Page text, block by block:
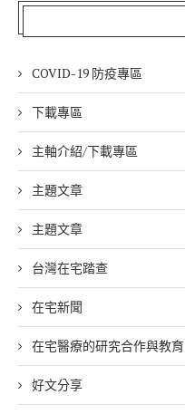
COVID-19 防疫專區
下載專區
主軸介紹/下載專區
主題文章
主題文章
台灣在宅踏查
在宅新聞
在宅醫療的研究合作與教育
好文分享